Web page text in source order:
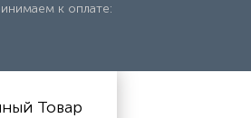
к оплате:
Товар